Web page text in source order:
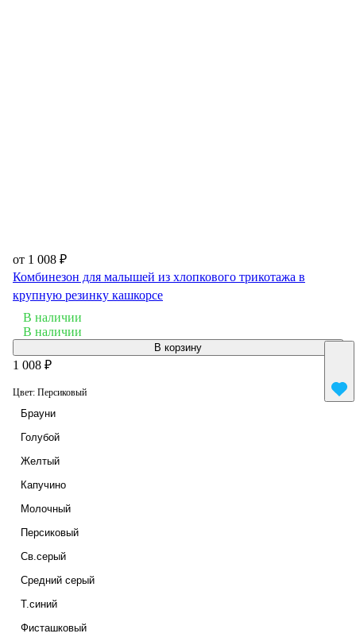
от 1 008 ₽
Комбинезон для малышей из хлопкового трикотажа в
крупную резинку кашкорсе
В наличии
В наличии
В корзину
1 008 ₽
Цвет: Персиковый
Брауни
Голубой
Желтый
Капучино
Молочный
Персиковый
Св.серый
Средний серый
Т.синий
Фисташковый